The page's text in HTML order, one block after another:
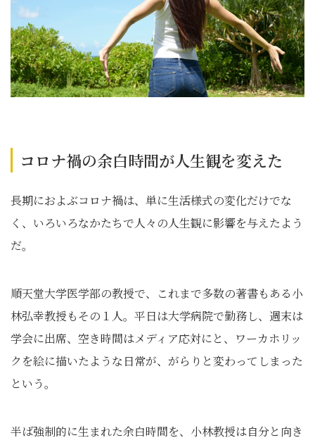
コロナ禍の余白時間が人生観を変えた
長期におよぶコロナ禍は、単に生活様式の変化だけでな
く、いろいろなかたちで人々の人生観に影響を与えたよう
だ。
順天堂大学医学部の教授で、これまで多数の著書もある小
林弘幸教授もその１人。平日は大学病院で勤務し、週末は
学会に出席、空き時間はメディア応対にと、ワーカホリッ
クを絵に描いたような日常が、がらりと変わってしまった
という。
半ば強制的に生まれた余白時間を、小林教授は自分と向き